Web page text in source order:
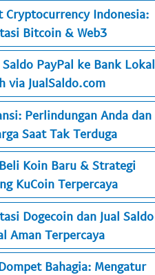
Cryptocurrency Indonesia:
Bitcoin & Web3
PayPal ke Bank Lokal
via JualSaldo.com
Perlindungan Anda dan
Saat Tak Terduga
Koin Baru & Strategi
KuCoin Terpercaya
Dogecoin dan Jual Saldo
Aman Terpercaya
Bahagia: Mengatur